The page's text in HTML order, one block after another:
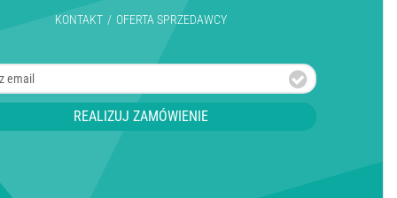
KONTAKT / OFERTA SPRZEDAWCY
REALIZUJ ZAMÓWIENIE